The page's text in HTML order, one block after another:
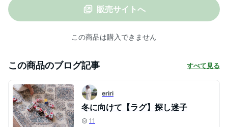
Amira アミーラ [ob-eg830]
販売サイトへ
この商品は購入できません
この商品のブログ記事 すべて見る
eriri
冬に向けて【ラグ】探し迷子
11